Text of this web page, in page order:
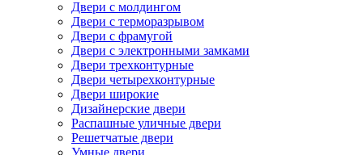
Двери с молдингом
Двери с терморазрывом
Двери с фрамугой
Двери с электронными замками
Двери трехконтурные
Двери четырехконтурные
Двери широкие
Дизайнерские двери
Распашные уличные двери
Решетчатые двери
Умные двери